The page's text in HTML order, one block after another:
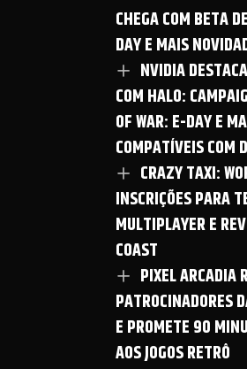
CHEGA COM BETA
DAY E MAIS
NVIDIA
COM HALO:
OF WAR: E-DAY E
COMPATÍVEIS COM
CRAZY TAXI:
INSCRIÇÕES PARA
MULTIPLAYER E
COAST
PIXEL ARCADIA
PATROCINADORES
E PROMETE 90
AOS JOGOS RETRÔ